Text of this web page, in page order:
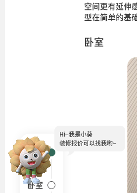
空间更有延伸
型在简单的基
卧室
客厅
卧室
Hi~我是小葵
装修报价可以找我哟~